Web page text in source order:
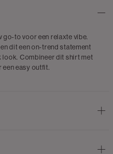
to voor een relaxte vibe.
dit een on-trend statement
Combineer dit shirt met
een easy outfit.